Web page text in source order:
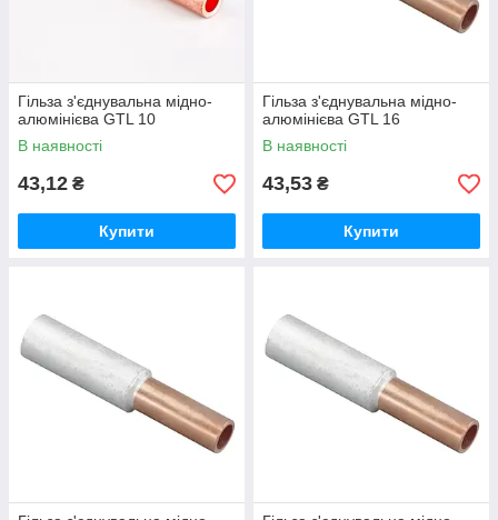
Гільза з'єднувальна мідно-
алюмінієва GTL 10
В наявності
43,12 ₴
Купити
Гільза з'єднувальна мідно-
алюмінієва GTL 16
В наявності
43,53 ₴
Купити